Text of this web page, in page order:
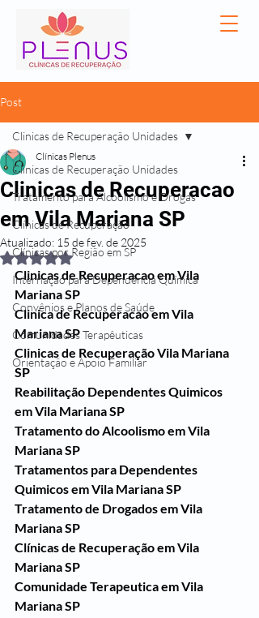
Post
Clinicas de Recuperação Unidades
Tratamento para Alcoolismo e Drogas
Clínicas de Recuperação
Clínicas por Região em SP
Internação para Dependência Química
Convênios e Planos de Saúde
Comunidades Terapêuticas
Orientação e Apoio Familiar
Clinicas de Recuperação Unidades
Clinicas de Recuperacao
em Vila Mariana SP
Clínicas Plenus
Atualizado: 15 de fev. de 2025
Avaliado com NaN de 5 estrelas.
Clinicas de Recuperacao em Vila
Mariana SP
Clinica de Recuperacao em Vila
Mariana SP
Clinicas de Recuperação Vila Mariana
SP
Reabilitação Dependentes Quimicos
em Vila Mariana SP
Tratamento do Alcoolismo em Vila
Mariana SP
Tratamentos para Dependentes
Quimicos em Vila Mariana SP
Tratamento de Drogados em Vila
Mariana SP
Clínicas de Recuperação em Vila
Mariana SP
Comunidade Terapeutica em Vila
Mariana SP